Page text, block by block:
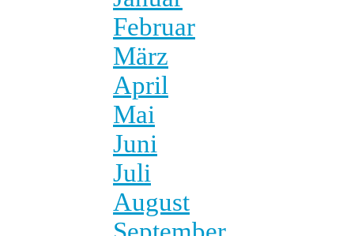
Februar
März
April
Mai
Juni
Juli
August